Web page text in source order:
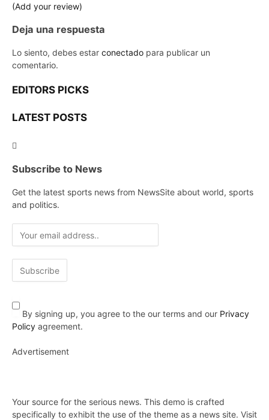
(Add your review)
Deja una respuesta
Lo siento, debes estar conectado para publicar un
comentario.
EDITORS PICKS
LATEST POSTS
Subscribe to News
Get the latest sports news from NewsSite about world, sports
and politics.
By signing up, you agree to the our terms and our Privacy
Policy agreement.
Advertisement
Your source for the serious news. This demo is crafted
specifically to exhibit the use of the theme as a news site. Visit